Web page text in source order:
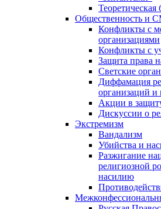
Теоретическая
Общественность и
Конфликты с
организациями
Конфликты с
Защита права
Светские
Диффамация
организаций
Акции в
Дискуссии о
Экстремизм
Вандализм
Убийства и
Разжигание
религиозной
насилию